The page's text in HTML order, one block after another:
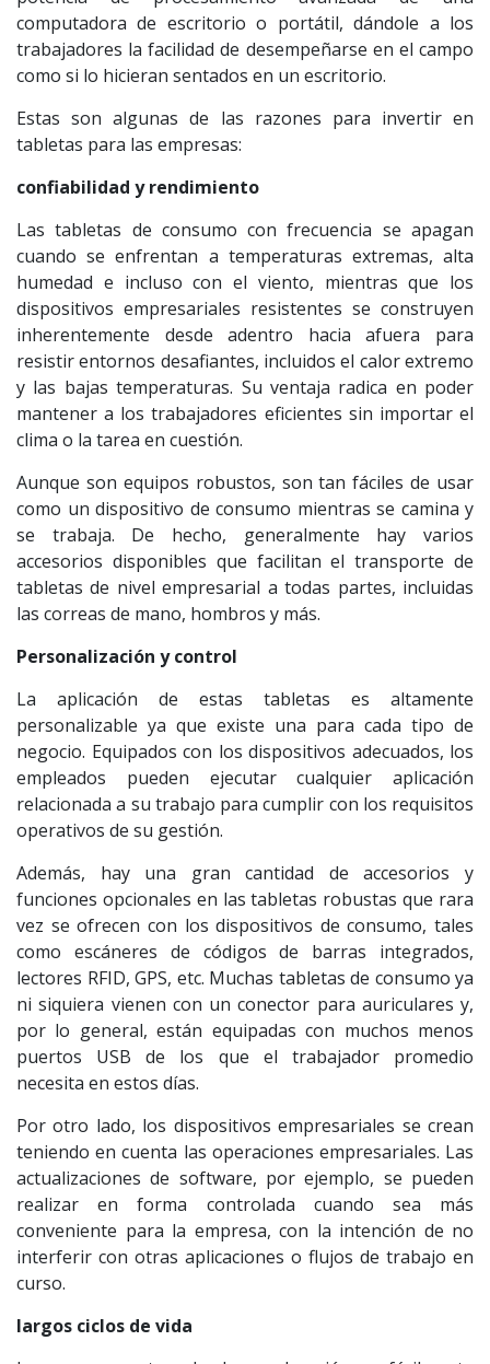
computadora de escritorio o portátil, dándole a los
trabajadores la facilidad de desempeñarse en el campo
como si lo hicieran sentados en un escritorio.
Estas son algunas de las razones para invertir en
tabletas para las empresas:
confiabilidad y rendimiento
Las tabletas de consumo con frecuencia se apagan
cuando se enfrentan a temperaturas extremas, alta
humedad e incluso con el viento, mientras que los
dispositivos empresariales resistentes se construyen
inherentemente desde adentro hacia afuera para
resistir entornos desafiantes, incluidos el calor extremo
y las bajas temperaturas. Su ventaja radica en poder
mantener a los trabajadores eficientes sin importar el
clima o la tarea en cuestión.
Aunque son equipos robustos, son tan fáciles de usar
como un dispositivo de consumo mientras se camina y
se trabaja. De hecho, generalmente hay varios
accesorios disponibles que facilitan el transporte de
tabletas de nivel empresarial a todas partes, incluidas
las correas de mano, hombros y más.
Personalización y control
La aplicación de estas tabletas es altamente
personalizable ya que existe una para cada tipo de
negocio. Equipados con los dispositivos adecuados, los
empleados pueden ejecutar cualquier aplicación
relacionada a su trabajo para cumplir con los requisitos
operativos de su gestión.
Además, hay una gran cantidad de accesorios y
funciones opcionales en las tabletas robustas que rara
vez se ofrecen con los dispositivos de consumo, tales
como escáneres de códigos de barras integrados,
lectores RFID, GPS, etc. Muchas tabletas de consumo ya
ni siquiera vienen con un conector para auriculares y,
por lo general, están equipadas con muchos menos
puertos USB de los que el trabajador promedio
necesita en estos días.
Por otro lado, los dispositivos empresariales se crean
teniendo en cuenta las operaciones empresariales. Las
actualizaciones de software, por ejemplo, se pueden
realizar en forma controlada cuando sea más
conveniente para la empresa, con la intención de no
interferir con otras aplicaciones o flujos de trabajo en
curso.
largos ciclos de vida